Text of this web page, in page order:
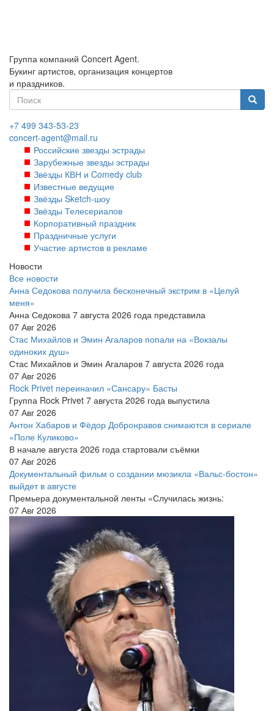
Группа компаний Concert Agent.
Букинг артистов, организация концертов
и праздников.
Форма
поиска
+7 499 343-53-23
concert-agent@mail.ru
Российские звезды эстрады
Зарубежные звезды эстрады
Звёзды КВН и Comedy club
Известные ведущие
Звёзды Sketch-шоу
Звёзды Телесериалов
Корпоративный праздник
Праздничные услуги
Участие артистов в рекламе
Новости
Все новости
Анна Седокова получила бесконечный экстрим в «Целуй
меня»
Анна Седокова 7 августа 2026 года представила
07 Авг 2026
Стас Михайлов и Эмин Агаларов попали на «Вокзалы
одиноких душ»
Стас Михайлов и Эмин Агаларов 7 августа 2026 года
07 Авг 2026
Rock Privet переиначил «Сансару» Басты
Группа Rock Privet 7 августа 2026 года выпустила
07 Авг 2026
Антон Хабаров и Фёдор Добронравов снимаются в сериале
«Поле Куликово»
В начале августа 2026 года стартовали съёмки
07 Авг 2026
Документальный фильм о создании мюзикла «Вальс-бостон»
выйдет в августе
Премьера документальной ленты «Случилась жизнь:
07 Авг 2026